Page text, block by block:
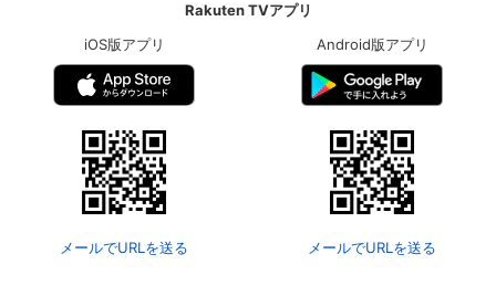
Rakuten TVアプリ
iOS版アプリ
メールでURLを送る
Android版アプリ
メールでURLを送る